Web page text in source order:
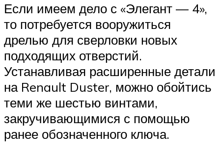
Если имеем дело с «Элегант — 4»,
то потребуется вооружиться
дрелью для сверловки новых
подходящих отверстий.
Устанавливая расширенные детали
на Renault Duster, можно обойтись
теми же шестью винтами,
закручивающимися с помощью
ранее обозначенного ключа.